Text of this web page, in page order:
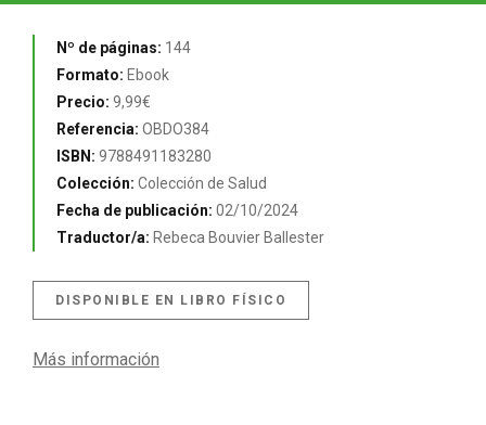
Nº de páginas: 144
Formato: Ebook
Precio: 9,99€
Referencia: OBDO384
ISBN: 9788491183280
Colección: Colección de Salud
Fecha de publicación: 02/10/2024
Traductor/a: Rebeca Bouvier Ballester
DISPONIBLE EN LIBRO FÍSICO
Más información